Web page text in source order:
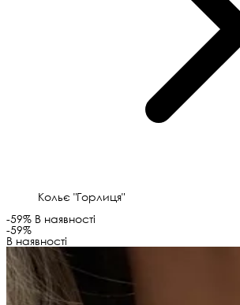
Кольє "Горлиця"
-59% В наявності
-59%
В наявності